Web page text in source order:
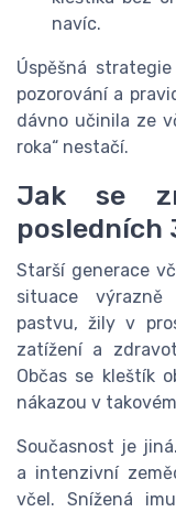
navíc.
Úspěšná
pozorování a
dávno učinila ze
roka“ nestačí.
Jak se
posledních
Starší generace
situace výrazně
pastvu, žily v
zatížení a
Občas se kleštík
nákazou v
Současnost je
a intenzivní
včel. Snížená